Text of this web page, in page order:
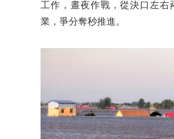
工作，晝夜作戰，從決口左右
業，爭分奪秒推進。